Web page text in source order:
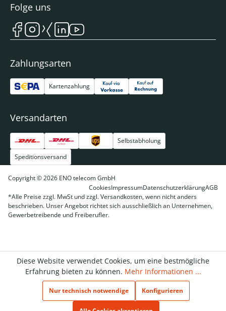
Zahlungsarten
Kartenzahlung
Versandarten
Selbstabholung
Speditionsversand
Folge uns
Copyright © 2026 ENO telecom GmbH
CookiesImpressumDatenschutzerklärungAGB
*Alle Preise zzgl. MwSt und zzgl. Versandkosten, wenn nicht anders
beschrieben. Unser Angebot richtet sich ausschließlich an Unternehmen,
Gewerbetreibende und Freiberufler.
Diese Website verwendet Cookies, um eine bestmögliche
Erfahrung bieten zu können. Mehr Informationen ...
Nur technisch notwendige Konfigurieren